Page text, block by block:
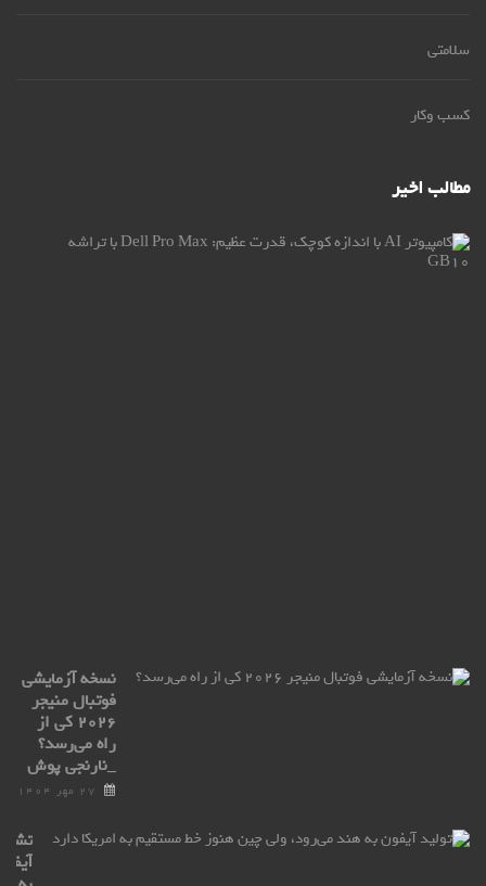
سلامتی
کسب وکار
مطالب اخیر
نسخه آزمایشی
فوتبال منیجر
۲۰۲۶ کی از
راه می‌رسد؟
_نارنجی پوش
۲۷ مهر ۱۴۰۴